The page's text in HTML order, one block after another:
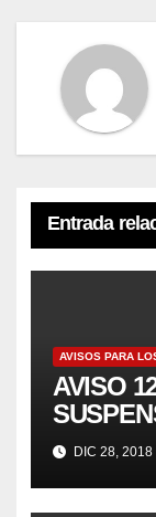
Entrada
AVISOS PARA
AVISO
DIC 28, 2018